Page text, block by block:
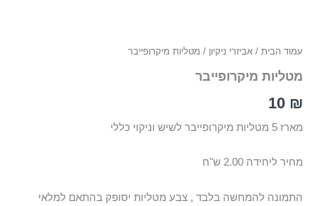
עמוד הבית / אביזרי ניקיון / מטליות מיקרופייבר
מטליות מיקרופייבר
10 ₪
מארז 5 מטליות מיקרופייבר לשיש וניקוי כללי
מחיר ליחידה 2.00 ש"ח
התמונה להמחשה בלבד , צבע מטליות יסופק בהתאם למלאי